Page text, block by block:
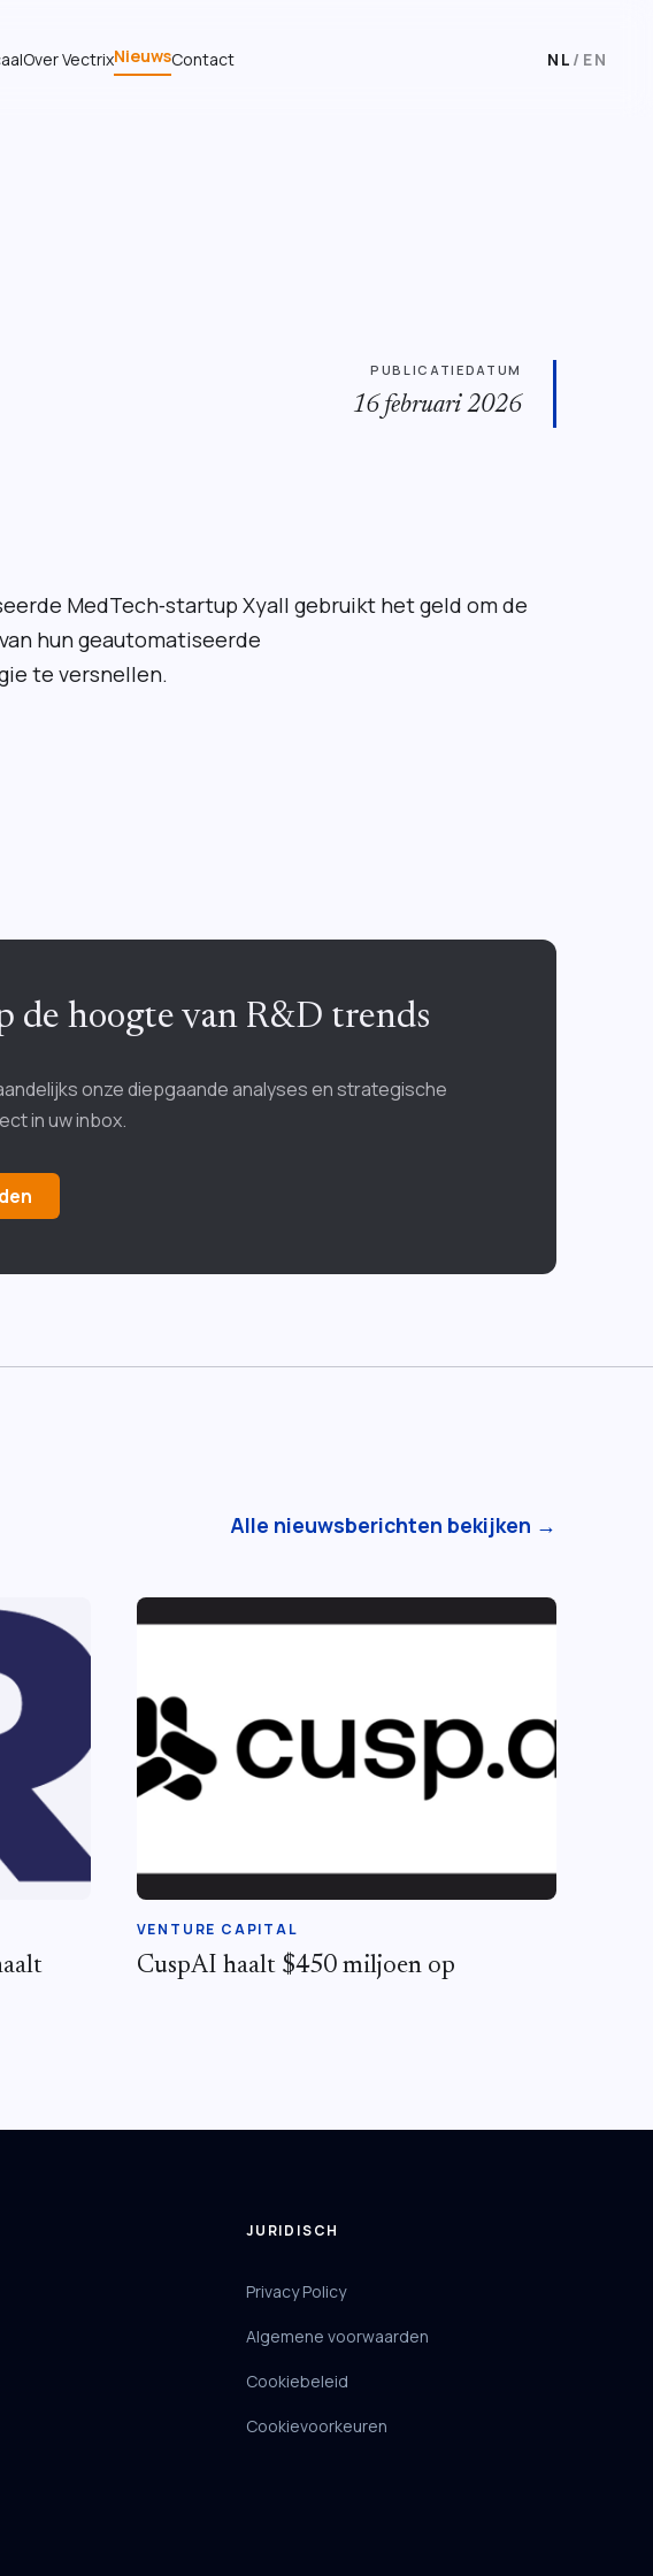
Over VectrixNieuwsContact NL / EN
PUBLICATIEDATUM
16 februari 2026
MedTech‑startup Xyall gebruikt het geld om de
hun geautomatiseerde
te versnellen.
de hoogte van R&D trends
onze diepgaande analyses en strategische
in uw inbox.
Alle nieuwsberichten bekijken →
VENTURE CAPITAL
CuspAI haalt $450 miljoen op
JURIDISCH
Privacy Policy
Algemene voorwaarden
Cookiebeleid
Cookievoorkeuren